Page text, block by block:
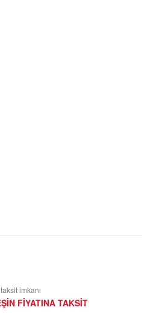
imkanı
FİYATINA TAKSİT